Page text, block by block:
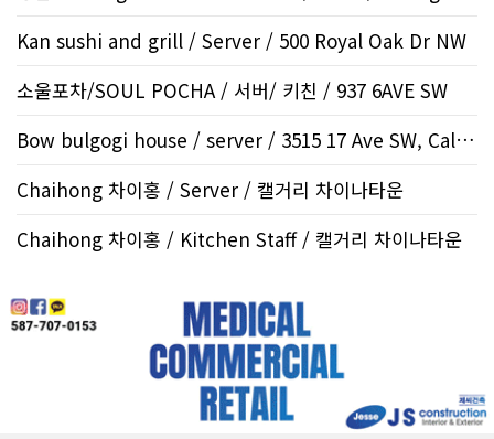
Kan sushi and grill / Server / 500 Royal Oak Dr NW
소울포차/SOUL POCHA / 서버/ 키친 / 937 6AVE SW
Bow bulgogi house / server / 3515 17 Ave SW, Calgar..
Chaihong 차이홍 / Server / 캘거리 차이나타운
Chaihong 차이홍 / Kitchen Staff / 캘거리 차이나타운